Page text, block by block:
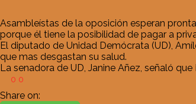
Asambleístas de la oposición esperan
porque él tiene la posibilidad de pagar a
El diputado de Unidad Demócrata (UD),
que mas desgastan su salud.
La senadora de UD, Janine Añez, señaló
0 0
Share on: